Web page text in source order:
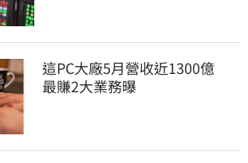
這PC大廠5月營收近1300億
最賺2大業務曝